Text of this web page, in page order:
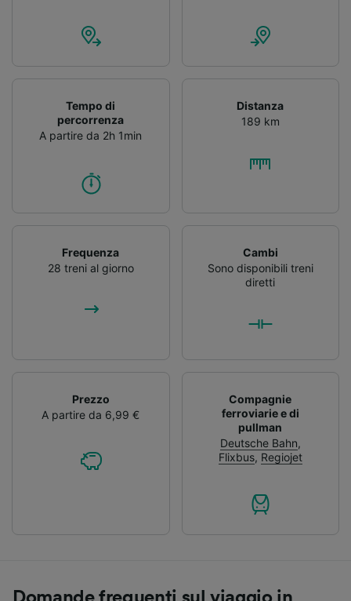
Tempo di
percorrenza
A partire da 2h 1min
Distanza
189 km
Frequenza
28 treni al giorno
Cambi
Sono disponibili treni
diretti
Prezzo
A partire da 6,99 €
Compagnie
ferroviarie e di
pullman
Deutsche Bahn,
Flixbus, Regiojet